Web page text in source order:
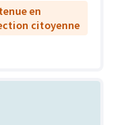
en
citoyenne